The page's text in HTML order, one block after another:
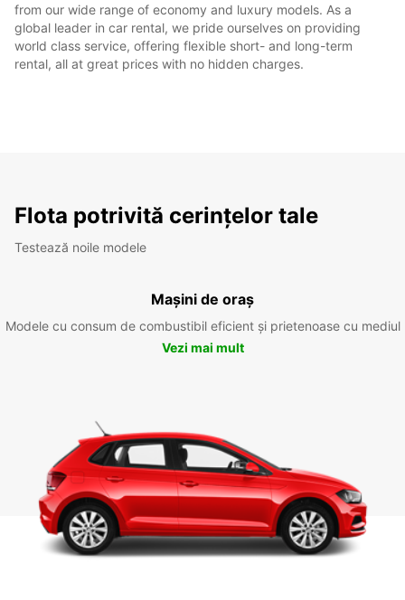
from our wide range of economy and luxury models. As a
global leader in car rental, we pride ourselves on providing
world class service, offering flexible short- and long-term
rental, all at great prices with no hidden charges.
Flota potrivită cerințelor tale
Testează noile modele
Mașini de oraș
Modele cu consum de combustibil eficient și prietenoase cu mediul
Vezi mai mult